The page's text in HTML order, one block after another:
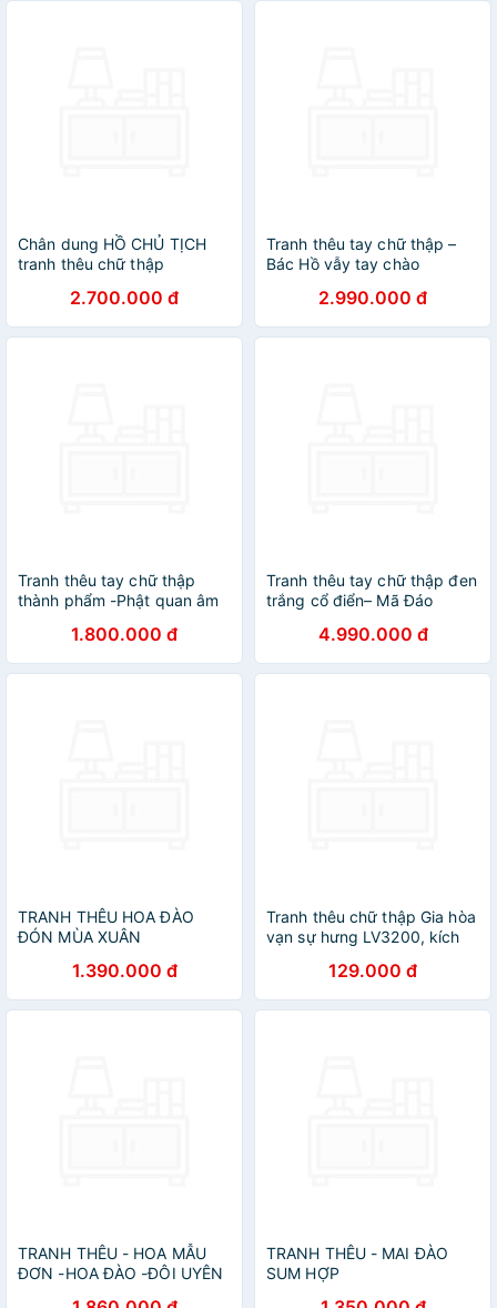
Chân dung HỒ CHỦ TỊCH
tranh thêu chữ thập
2.700.000 đ
Tranh thêu tay chữ thập –
Bác Hồ vẫy tay chào
2.990.000 đ
Tranh thêu tay chữ thập
thành phẩm -Phật quan âm
1.800.000 đ
Tranh thêu tay chữ thập đen
trắng cổ điển– Mã Đáo
4.990.000 đ
TRANH THÊU HOA ĐÀO
ĐÓN MÙA XUÂN
1.390.000 đ
Tranh thêu chữ thập Gia hòa
vạn sự hưng LV3200, kích
129.000 đ
TRANH THÊU - HOA MẪU
ĐƠN -HOA ĐÀO -ĐÔI UYÊN
TRANH THÊU - MAI ĐÀO
SUM HỢP